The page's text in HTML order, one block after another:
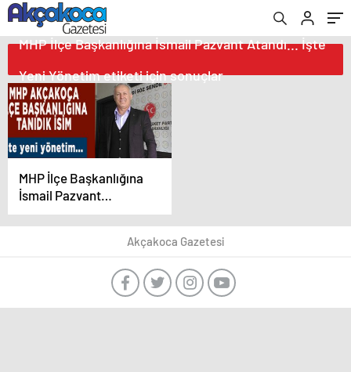
MHP İlçe Başkanlığına İsmail Pazvant Atandı... İşte
Yeni Yönetim etiketi için sonuçlar
MHP İlçe Başkanlığına
İsmail Pazvant
Atandı… İşte Yeni
Yönetim
Akçakoca Gazetesi